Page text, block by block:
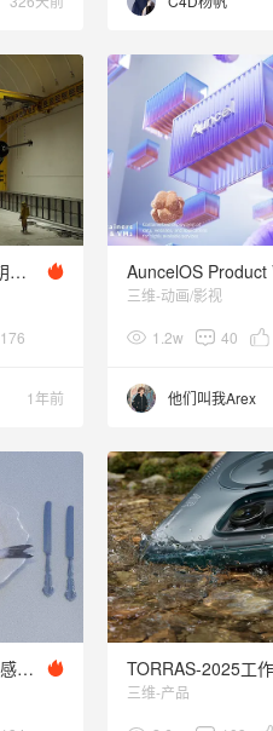
Blender概念设计《钥匙》
176
1年前
AuncelOS Product
三维-动画/影视
1.2w 40
他们叫我Arex
Blender | <突然的灵感>小合集 TORRAS-2025工
三维-产品